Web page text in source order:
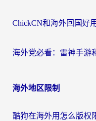
海外地区限制